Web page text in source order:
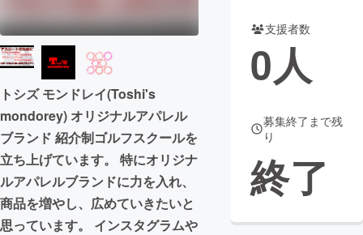
まちづくり・地域活性化
CAMPFIRE for Social Good
CAMPFIRE Creation
CAMPFIREふるさと納税
トシズ モンドレイ(Toshi's
mondorey) オリジナルアパレル
ブランド 紹介制ゴルフスクールを
立ち上げています。 特にオリジナ
ルアパレルブランドに力を入れ、
商品を増やし、広めていきたいと
思っています。 インスタグラムや
支援者数
0人
募集終了まで残
り
終了